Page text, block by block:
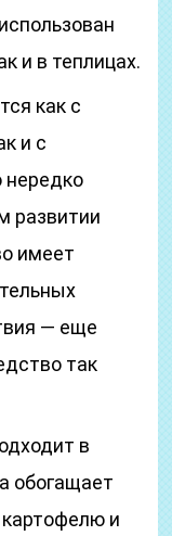
и в теплицах.
как с
и с
нередко
развитии
имеет
— еще
так
в
обогащает
и